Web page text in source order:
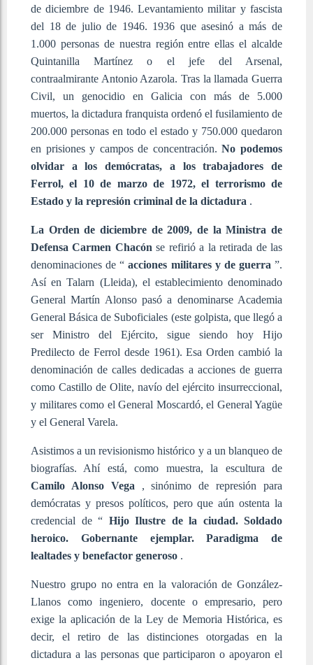
de diciembre de 1946. Levantamiento militar y fascista
del 18 de julio de 1946. 1936 que asesinó a más de
1.000 personas de nuestra región entre ellas el alcalde
Quintanilla Martínez o el jefe del Arsenal,
contraalmirante Antonio Azarola. Tras la llamada Guerra
Civil, un genocidio en Galicia con más de 5.000
muertos, la dictadura franquista ordenó el fusilamiento de
200.000 personas en todo el estado y 750.000 quedaron
en prisiones y campos de concentración.No podemos
olvidar a los demócratas, a los trabajadores de
Ferrol, el 10 de marzo de 1972, el terrorismo de
Estado y la represión criminal de la dictadura .
La Orden de diciembre de 2009, de la Ministra de
Defensa Carmen Chacón se refirió a la retirada de las
denominaciones de “acciones militares y de guerra ”.
Así en Talarn (Lleida), el establecimiento denominado
General Martín Alonso pasó a denominarse Academia
General Básica de Suboficiales (este golpista, que llegó a
ser Ministro del Ejército, sigue siendo hoy Hijo
Predilecto de Ferrol desde 1961). Esa Orden cambió la
denominación de calles dedicadas a acciones de guerra
como Castillo de Olite, navío del ejército insurreccional,
y militares como el General Moscardó, el General Yagüe
y el General Varela.
Asistimos a un revisionismo histórico y a un blanqueo de
biografías. Ahí está, como muestra, la escultura de
Camilo Alonso Vega , sinónimo de represión para
demócratas y presos políticos, pero que aún ostenta la
credencial de “ Hijo Ilustre de la ciudad. Soldado
heroico. Gobernante ejemplar. Paradigma de
lealtades y benefactor generoso .
Nuestro grupo no entra en la valoración de González-
Llanos como ingeniero, docente o empresario, pero
exige la aplicación de la Ley de Memoria Histórica, es
decir, el retiro de las distinciones otorgadas en la
dictadura a las personas que participaron o apoyaron el